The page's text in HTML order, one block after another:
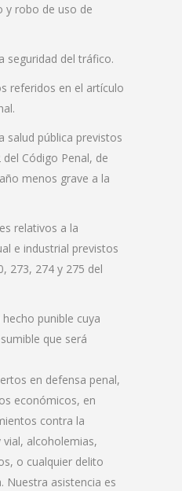
y robo de uso de
seguridad del tráfico.
referidos en el artículo
salud pública previstos
Código Penal, de
menos grave a la
relativos a la
e industrial previstos
273, 274 y 275 del
punible cuya
que será
en defensa penal,
económicos, en
contra la
alcoholemias,
o cualquier delito
Nuestra asistencia es